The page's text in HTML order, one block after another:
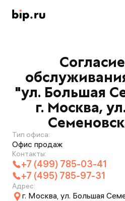
"ул. Большая
г. Москва,
Тип офиса:
Офис продаж
Контакты:
+7 (499) 785-03-41
+7 (495) 785-97-31
Адрес:
г. Москва, ул. Большая